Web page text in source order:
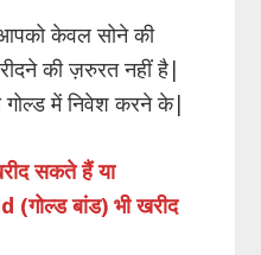
p
b
o
ar
d
केवल सोने की
की ज़रुरत नहीं है|
में निवेश करने के|
सकते हैं या
बांड) भी खरीद